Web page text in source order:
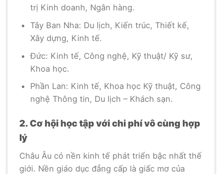
trị Kinh doanh, Ngân hàng.
Tây Ban Nha: Du lịch, Kiến trúc, Thiết kế,
Xây dựng, Kinh tế.
Đức: Kinh tế, Công nghệ, Kỹ thuật/ Kỹ sư,
Khoa học.
Phần Lan: Kinh tế, Khoa học Kỹ thuật, Công
nghệ Thông tin, Du lịch – Khách sạn.
2. Cơ hội học tập với chi phí vô cùng hợp
lý
Châu Âu có nền kinh tế phát triển bậc nhất thế
giới. Nền giáo dục đẳng cấp là giấc mơ của